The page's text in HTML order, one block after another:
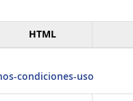
HTML
condiciones-uso